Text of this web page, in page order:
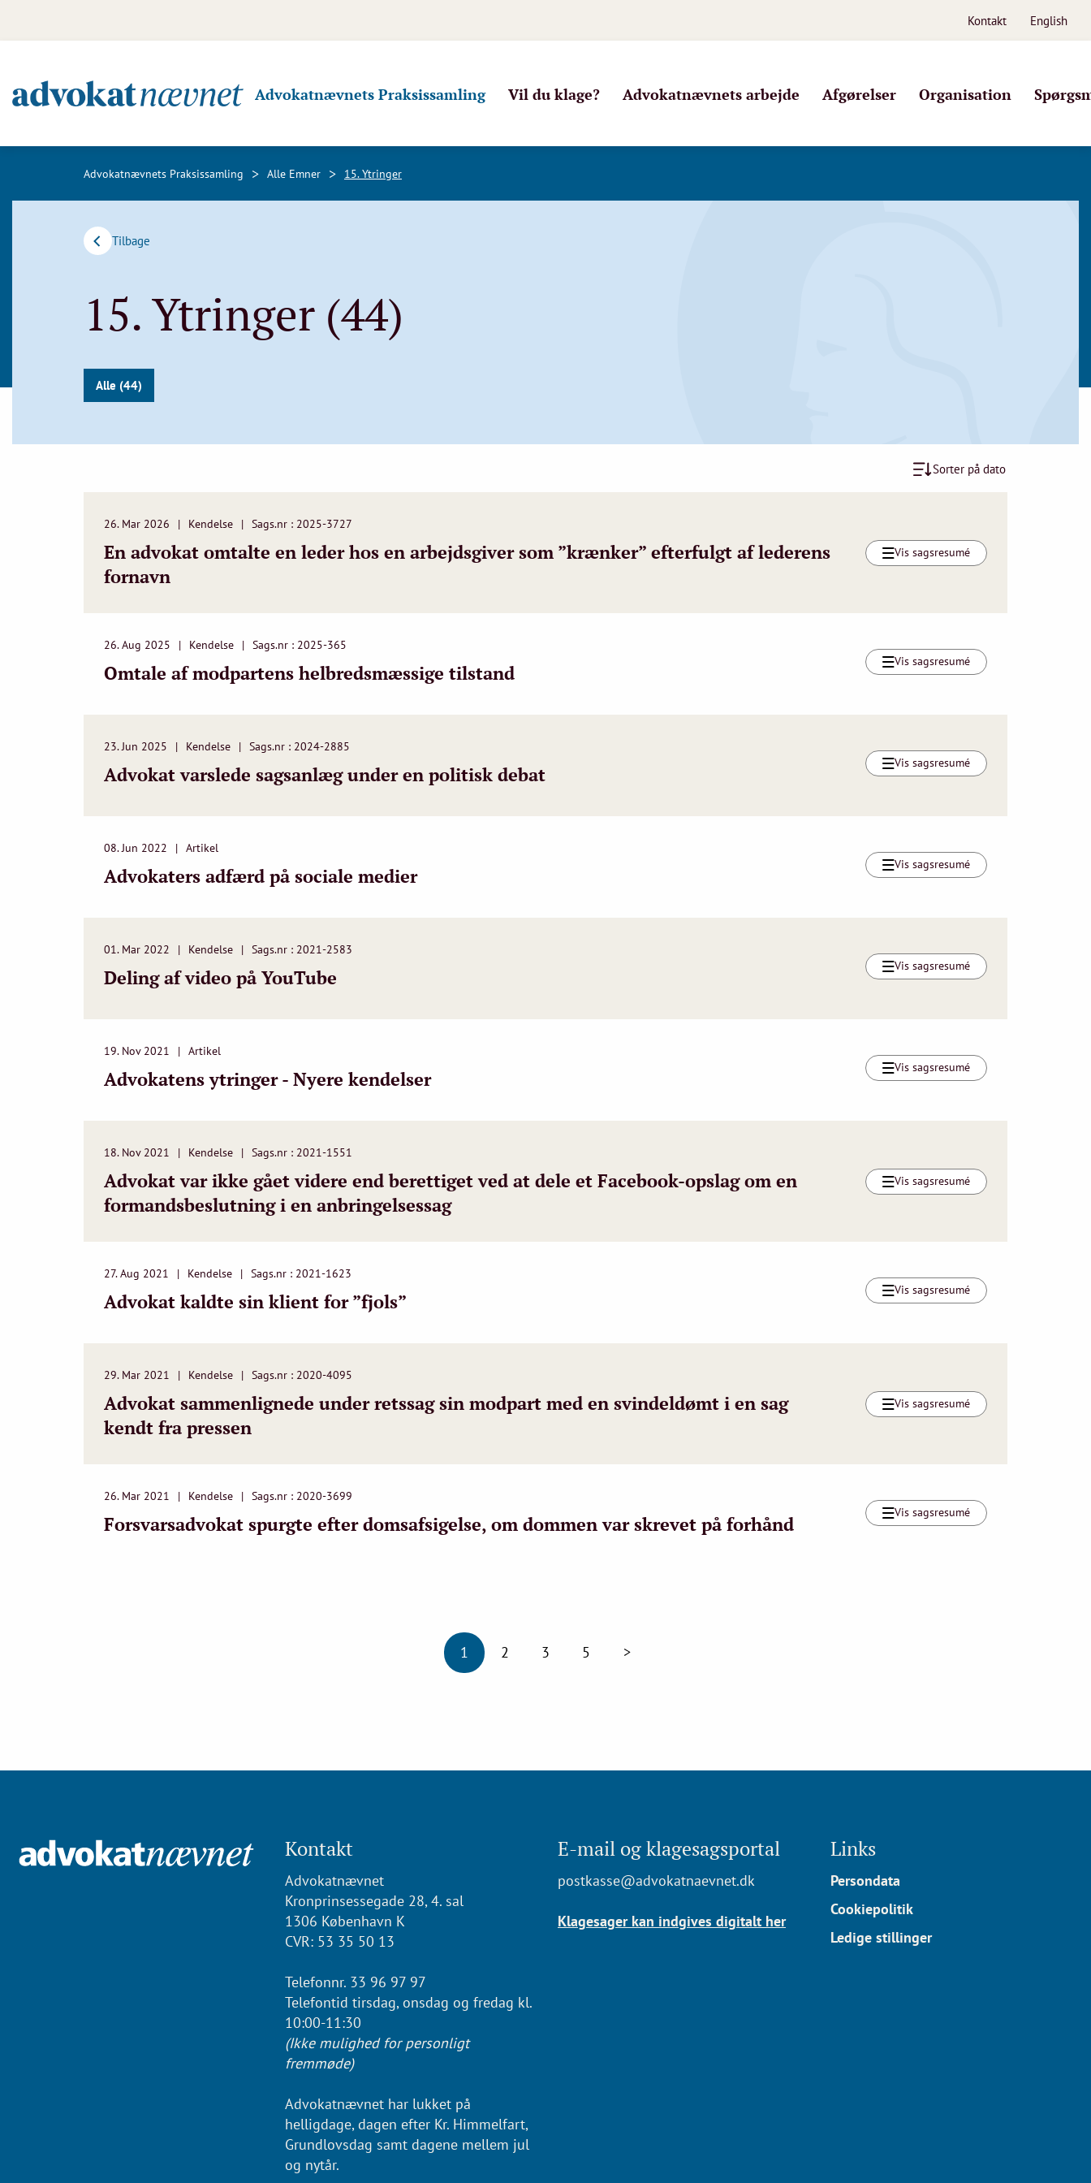
Kontakt English
Advokatnævnets Praksissamling Vil du klage? Advokatnævnets arbejde Afgørelser Organisation
Advokatnævnets Praksissamling > Alle Emner > 15. Ytringer
Tilbage
15. Ytringer (44)
Alle (44)
Sorter på dato
26. Mar 2026 Kendelse Sags.nr : 2025-3727
En advokat omtalte en leder hos en arbejdsgiver som ”krænker” efterfulgt af lederens
fornavn
Vis sagsresumé
26. Aug 2025 Kendelse Sags.nr : 2025-365
Omtale af modpartens helbredsmæssige tilstand Vis sagsresumé
23. Jun 2025 Kendelse Sags.nr : 2024-2885
Advokat varslede sagsanlæg under en politisk debat Vis sagsresumé
08. Jun 2022 Artikel
Advokaters adfærd på sociale medier Vis sagsresumé
01. Mar 2022 Kendelse Sags.nr : 2021-2583
Deling af video på YouTube Vis sagsresumé
19. Nov 2021 Artikel
Advokatens ytringer - Nyere kendelser Vis sagsresumé
18. Nov 2021 Kendelse Sags.nr : 2021-1551
Advokat var ikke gået videre end berettiget ved at dele et Facebook-opslag om en
formandsbeslutning i en anbringelsessag
Vis sagsresumé
27. Aug 2021 Kendelse Sags.nr : 2021-1623
Advokat kaldte sin klient for ”fjols” Vis sagsresumé
29. Mar 2021 Kendelse Sags.nr : 2020-4095
Advokat sammenlignede under retssag sin modpart med en svindeldømt i en sag
kendt fra pressen
Vis sagsresumé
26. Mar 2021 Kendelse Sags.nr : 2020-3699
Forsvarsadvokat spurgte efter domsafsigelse, om dommen var skrevet på forhånd Vis sagsresumé
1 2 3 5 >
Kontakt
Advokatnævnet
Kronprinsessegade 28, 4. sal
1306 København K
CVR: 53 35 50 13
Telefonnr. 33 96 97 97
Telefontid tirsdag, onsdag og fredag kl.
10:00-11:30
(Ikke mulighed for personligt
fremmøde)
Advokatnævnet har lukket på
helligdage, dagen efter Kr. Himmelfart,
Grundlovsdag samt dagene mellem jul
og nytår.
E-mail og klagesagsportal
postkasse@advokatnaevnet.dk
Klagesager kan indgives digitalt her
Links
Persondata
Cookiepolitik
Ledige stillinger